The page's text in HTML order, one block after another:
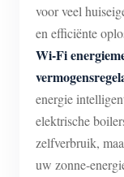
voor veel
en efficiënte
Wi-Fi
energie
elektrische
zelfverbruik,
uw zonne-